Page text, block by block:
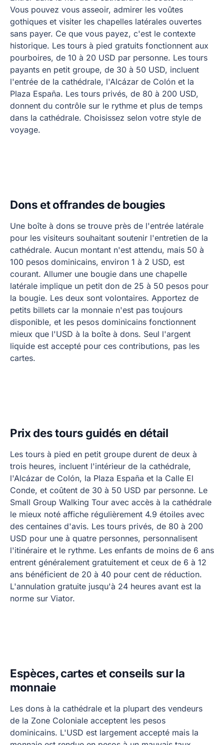
Vous pouvez vous asseoir, admirer les voûtes
gothiques et visiter les chapelles latérales ouvertes
sans payer. Ce que vous payez, c'est le contexte
historique. Les tours à pied gratuits fonctionnent aux
pourboires, de 10 à 20 USD par personne. Les tours
payants en petit groupe, de 30 à 50 USD, incluent
l'entrée de la cathédrale, l'Alcázar de Colón et la
Plaza España. Les tours privés, de 80 à 200 USD,
donnent du contrôle sur le rythme et plus de temps
dans la cathédrale. Choisissez selon votre style de
voyage.
Dons et offrandes de bougies
Une boîte à dons se trouve près de l'entrée latérale
pour les visiteurs souhaitant soutenir l'entretien de la
cathédrale. Aucun montant n'est attendu, mais 50 à
100 pesos dominicains, environ 1 à 2 USD, est
courant. Allumer une bougie dans une chapelle
latérale implique un petit don de 25 à 50 pesos pour
la bougie. Les deux sont volontaires. Apportez de
petits billets car la monnaie n'est pas toujours
disponible, et les pesos dominicains fonctionnent
mieux que l'USD à la boîte à dons. Seul l'argent
liquide est accepté pour ces contributions, pas les
cartes.
Prix des tours guidés en détail
Les tours à pied en petit groupe durent de deux à
trois heures, incluent l'intérieur de la cathédrale,
l'Alcázar de Colón, la Plaza España et la Calle El
Conde, et coûtent de 30 à 50 USD par personne. Le
Small Group Walking Tour avec accès à la cathédrale
le mieux noté affiche régulièrement 4.9 étoiles avec
des centaines d'avis. Les tours privés, de 80 à 200
USD pour une à quatre personnes, personnalisent
l'itinéraire et le rythme. Les enfants de moins de 6 ans
entrent généralement gratuitement et ceux de 6 à 12
ans bénéficient de 20 à 40 pour cent de réduction.
L'annulation gratuite jusqu'à 24 heures avant est la
norme sur Viator.
Espèces, cartes et conseils sur la
monnaie
Les dons à la cathédrale et la plupart des vendeurs
de la Zone Coloniale acceptent les pesos
dominicains. L'USD est largement accepté mais la